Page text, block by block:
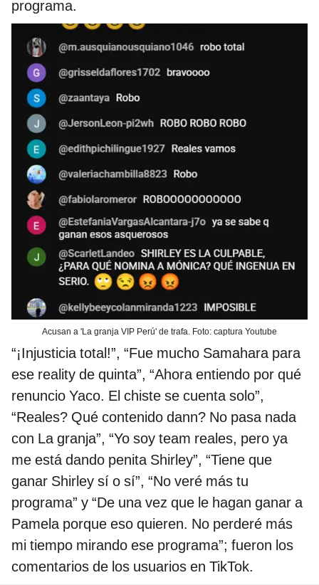
programa.
Acusan a 'La granja VIP Perú' de trafa. Foto: captura Youtube
“¡Injusticia total!”, “Fue mucho Samahara para
ese reality de quinta”, “Ahora entiendo por qué
renuncio Yaco. El chiste se cuenta solo”,
“Reales? Qué contenido dann? No pasa nada
con La granja”, “Yo soy team reales, pero ya
me está dando penita Shirley”, “Tiene que
ganar Shirley sí o sí”, “No veré más tu
programa” y “De una vez que le hagan ganar a
Pamela porque eso quieren. No perderé más
mi tiempo mirando ese programa”; fueron los
comentarios de los usuarios en TikTok.